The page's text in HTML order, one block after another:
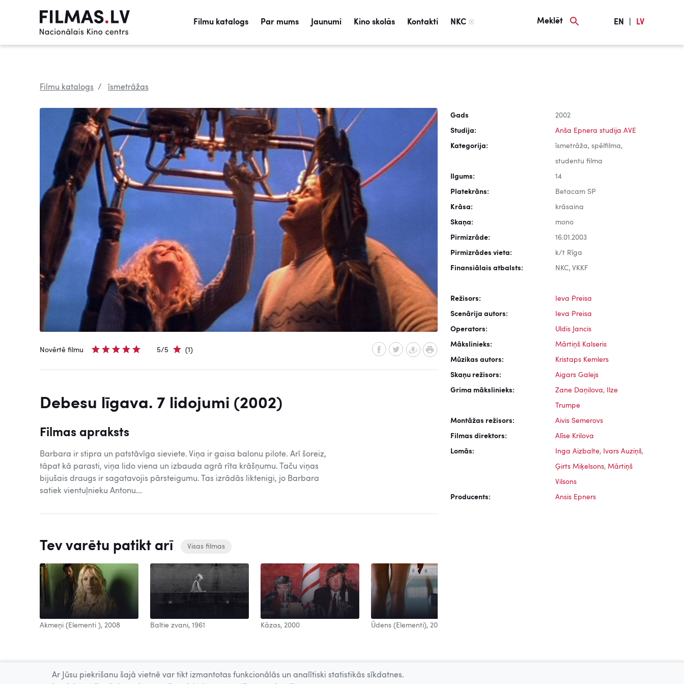
Filmu katalogs Par mums Jaunumi Kino skolās Kontakti NKC Meklēt EN LV
Filmu katalogs īsmetrāžas
Novērtē filmu 5/5 (1)
Debesu līgava. 7 lidojumi (2002)
Filmas apraksts
Barbara ir stipra un patstāvīga sieviete. Viņa ir gaisa balonu pilote. Arī šoreiz,
tāpat kā parasti, viņa lido viena un izbauda agrā rīta krāšņumu. Taču viņas
bijušais draugs ir sagatavojis pārsteigumu. Tas izrādās liktenigi, jo Barbara
satiek vientuļnieku Antonu...
Tev varētu patikt arī Visas filmas
Akmeņi (Elementi ), 2008 Baltie zvani, 1961 Kāzas, 2000 Ūdens (Elementi), 2006
Gads 2002
Studija: Anša Epnera studija AVE
Kategorija: īsmetrāža, spēlfilma,
studentu filma
Ilgums: 14
Platekrāns: Betacam SP
Krāsa: krāsaina
Skaņa: mono
Pirmizrāde: 16.01.2003
Pirmizrādes vieta: k/t Rīga
Finansiālais atbalsts: NKC, VKKF
Režisors: Ieva Preisa
Scenārija autors: Ieva Preisa
Operators: Uldis Jancis
Mākslinieks: Mārtiņš Kalseris
Mūzikas autors: Kristaps Kemlers
Skaņu režisors: Aigars Galejs
Grima mākslinieks: Zane Daņilova, Ilze
Trumpe
Montāžas režisors: Aivis Semerovs
Filmas direktors: Alīse Krilova
Lomās: Inga Aizbalte, Ivars Auziņš,
Ģirts Miķelsons, Mārtiņš
Vilsons
Producents: Ansis Epners
Ar Jūsu piekrišanu šajā vietnē var tikt izmantotas funkcionālās un analītiski statistikās sīkdatnes.